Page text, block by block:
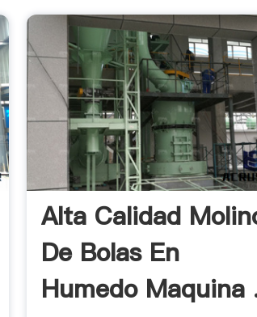
Alta Calidad
De Bolas En
Humedo Maquina